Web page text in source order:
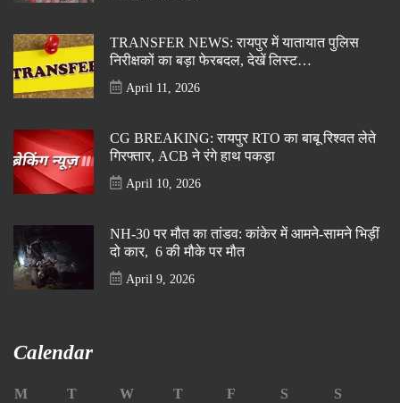
TRANSFER NEWS: रायपुर में यातायात पुलिस
निरीक्षकों का बड़ा फेरबदल, देखें लिस्ट…
April 11, 2026
CG BREAKING: रायपुर RTO का बाबू रिश्वत लेते
गिरफ्तार, ACB ने रंगे हाथ पकड़ा
April 10, 2026
NH-30 पर मौत का तांडव: कांकेर में आमने-सामने भिड़ीं
दो कार, 6 की मौके पर मौत
April 9, 2026
Calendar
M T W T F S
S